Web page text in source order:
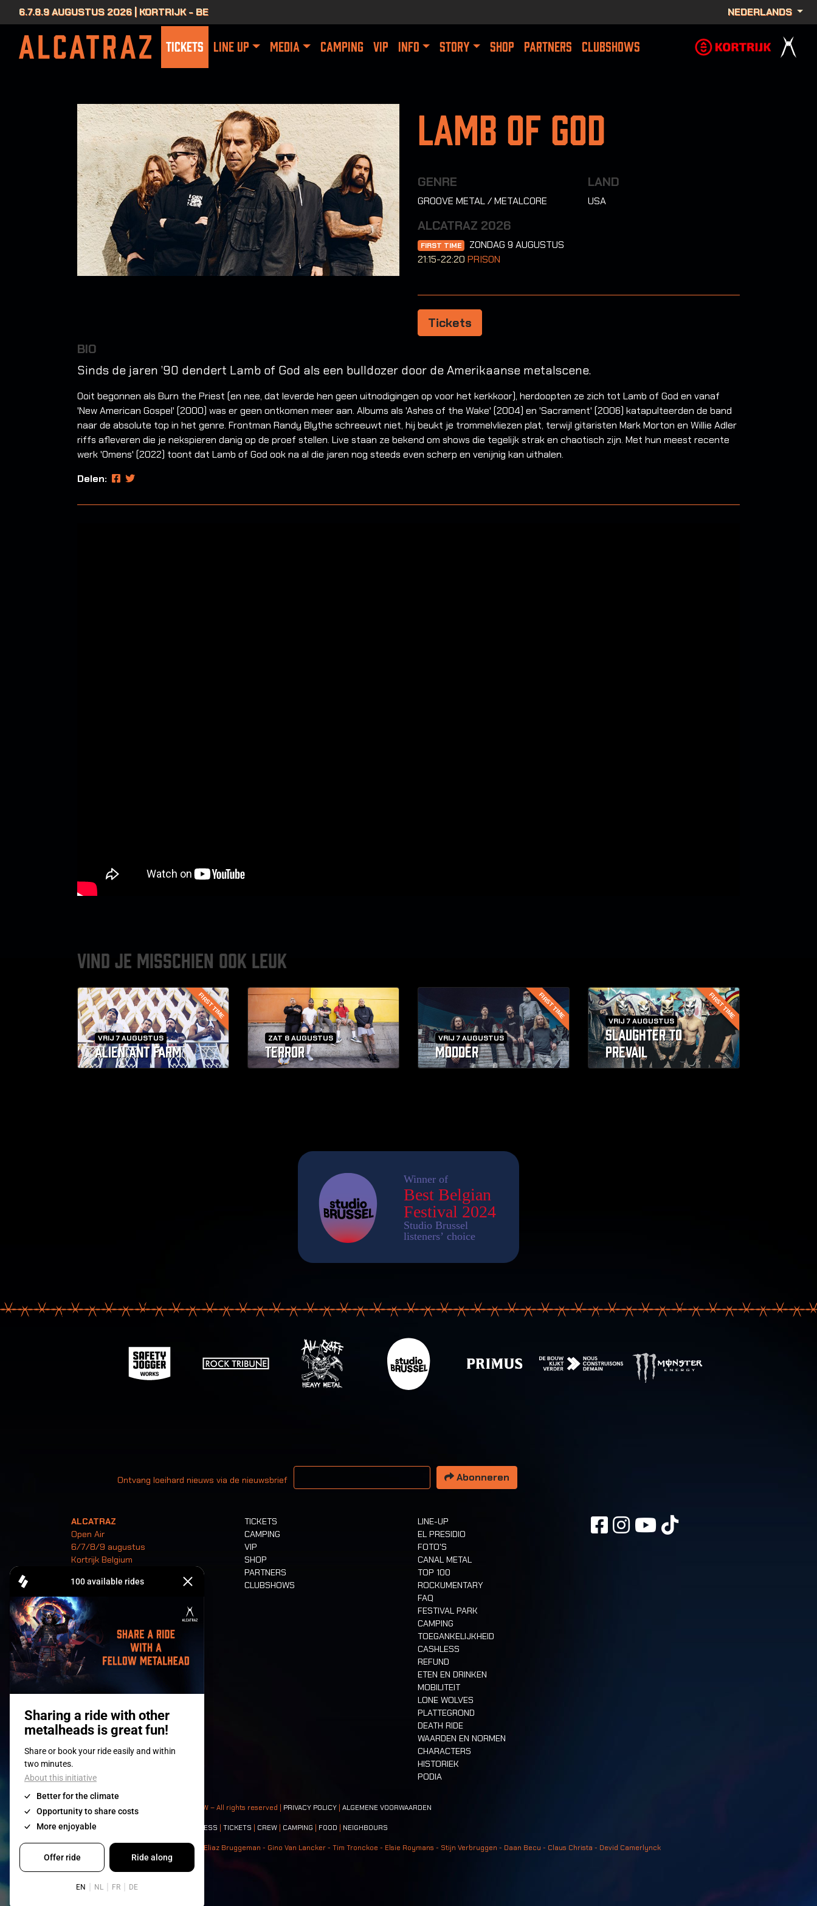
6.7.8.9 AUGUSTUS 2026 | KORTRIJK - BE NEDERLANDS
TICKETS LINE UP MEDIA CAMPING VIP INFO STORY SHOP PARTNERS CLUBSHOWS
Lamb Of God
GENRE
GROOVE METAL / METALCORE
LAND
USA
ALCATRAZ 2026
FIRST TIME
ZONDAG 9 AUGUSTUS
21:15-22:20 PRISON
Tickets
BIO
Sinds de jaren ’90 dendert Lamb of God als een bulldozer door de Amerikaanse metalscene.
Ooit begonnen als Burn the Priest (en nee, dat leverde hen geen uitnodigingen op voor het kerkkoor), herdoopten ze zich tot Lamb of God en vanaf
'New American Gospel' (2000) was er geen ontkomen meer aan. Albums als 'Ashes of the Wake' (2004) en 'Sacrament' (2006) katapulteerden de band
naar de absolute top in het genre. Frontman Randy Blythe schreeuwt niet, hij beukt je trommelvliezen plat, terwijl gitaristen Mark Morton en Willie Adler
riffs afleveren die je nekspieren danig op de proef stellen. Live staan ze bekend om shows die tegelijk strak en chaotisch zijn. Met hun meest recente
werk 'Omens' (2022) toont dat Lamb of God ook na al die jaren nog steeds even scherp en venijnig kan uithalen.
Delen:
VIND JE MISSCHIEN OOK LEUK
FIRST TIME
VRIJ 7 AUGUSTUS
ALIEN ANT FARM
ZAT 8 AUGUSTUS
TERROR
FIRST TIME
VRIJ 7 AUGUSTUS
MODDER
FIRST TIME
VRIJ 7 AUGUSTUS
SLAUGHTER TO
PREVAIL
Ontvang loeihard nieuws via de nieuwsbrief
Uw email adres
Abonneren
ALCATRAZ
Open Air
6/7/8/9 augustus
Kortrijk Belgium
Tickets
TICKETS
CAMPING
VIP
SHOP
PARTNERS
CLUBSHOWS
LINE-UP
EL PRESIDIO
FOTO'S
CANAL METAL
TOP 100
ROCKUMENTARY
FAQ
FESTIVAL PARK
CAMPING
TOEGANKELIJKHEID
CASHLESS
REFUND
ETEN EN DRINKEN
MOBILITEIT
LONE WOLVES
PLATTEGROND
DEATH RIDE
WAARDEN EN NORMEN
CHARACTERS
HISTORIEK
PODIA
© 2008-2026 - Apache Productions VZW – All rights reserved | PRIVACY POLICY ALGEMENE VOORWAARDEN
Contact: PRESS TICKETS CREW CAMPING FOOD NEIGHBOURS
Photos: Ann Kermans - Hans Van Hoof - Eliaz Bruggeman - Gino Van Lancker - Tim Tronckoe - Elsie Roymans - Stijn Verbruggen - Daan Becu - Claus Christa - Devid Camerlynck